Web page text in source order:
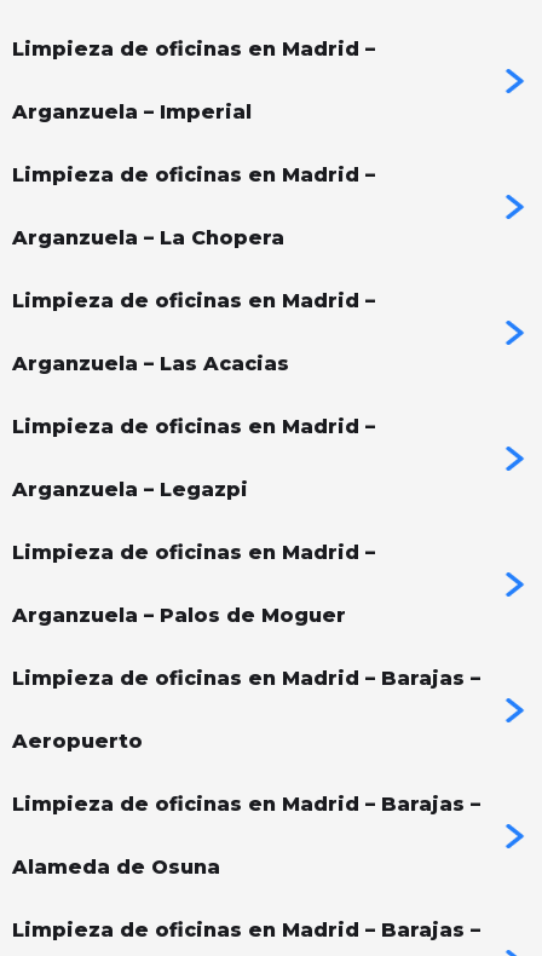
Limpieza de oficinas en Madrid –
Arganzuela – Imperial
Limpieza de oficinas en Madrid –
Arganzuela – La Chopera
Limpieza de oficinas en Madrid –
Arganzuela – Las Acacias
Limpieza de oficinas en Madrid –
Arganzuela – Legazpi
Limpieza de oficinas en Madrid –
Arganzuela – Palos de Moguer
Limpieza de oficinas en Madrid – Barajas –
Aeropuerto
Limpieza de oficinas en Madrid – Barajas –
Alameda de Osuna
Limpieza de oficinas en Madrid – Barajas –